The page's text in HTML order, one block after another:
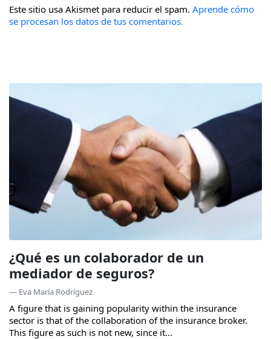
Este sitio usa Akismet para reducir el spam. Aprende cómo
se procesan los datos de tus comentarios.
¿Qué es un colaborador de un
mediador de seguros?
— Eva María Rodríguez
A figure that is gaining popularity within the insurance
sector is that of the collaboration of the insurance broker.
This figure as such is not new, since it...